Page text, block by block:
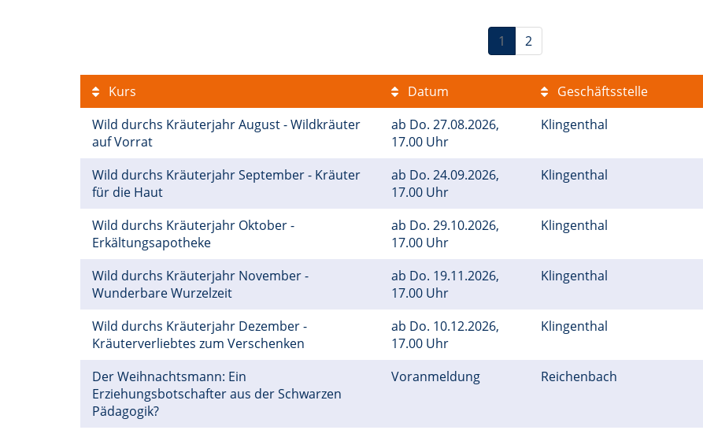
1 2
Kurs Datum Geschäftsstelle
Wild durchs Kräuterjahr August - Wildkräuter
auf Vorrat
ab Do. 27.08.2026,
17.00 Uhr
Klingenthal
Wild durchs Kräuterjahr September - Kräuter
für die Haut
ab Do. 24.09.2026,
17.00 Uhr
Klingenthal
Wild durchs Kräuterjahr Oktober -
Erkältungsapotheke
ab Do. 29.10.2026,
17.00 Uhr
Klingenthal
Wild durchs Kräuterjahr November -
Wunderbare Wurzelzeit
ab Do. 19.11.2026,
17.00 Uhr
Klingenthal
Wild durchs Kräuterjahr Dezember -
Kräuterverliebtes zum Verschenken
ab Do. 10.12.2026,
17.00 Uhr
Klingenthal
Der Weihnachtsmann: Ein
Erziehungsbotschafter aus der Schwarzen
Pädagogik?
Voranmeldung Reichenbach